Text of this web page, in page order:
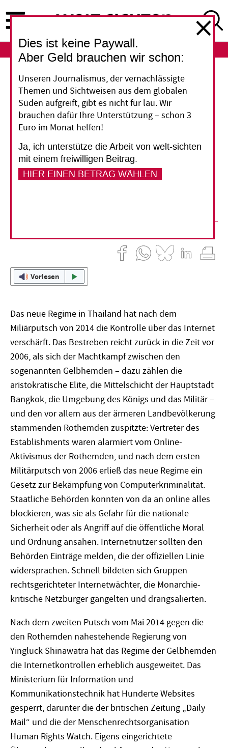
zum
Inhalt
ABO
Zensur in Thailand
Die Aktivisten sind
verstummt
In Thailand zensiert die vom Militär eingesetzte
Regierung das Internet – und die Proteste
dagegen hat sie weitgehend zum Schweigen
Vorlesen
Das neue Regime in Thailand hat nach dem
Miliärputsch von 2014 die Kontrolle über das Internet
verschärft. Das Bestreben reicht zurück in die Zeit vor
2006, als sich der Machtkampf zwischen den
sogenannten Gelbhemden – dazu zählen die
aristokratische Elite, die Mittelschicht der Hauptstadt
Bangkok, die Umgebung des Königs und das Militär –
und den vor allem aus der ärmeren Landbevölkerung
stammenden Rothemden zuspitzte: Vertreter des
Establishments waren alarmiert vom Online-
Aktivismus der Rothemden, und nach dem ersten
Militärputsch von 2006 erließ das neue Regime ein
Gesetz zur Bekämpfung von Computerkriminalität.
Staatliche Behörden konnten von da an online alles
blockieren, was sie als Gefahr für die nationale
Sicherheit oder als Angriff auf die öffentliche Moral
und Ordnung ansahen. Internetnutzer sollten den
Behörden Einträge melden, die der offiziellen Linie
widersprachen. Schnell bildeten sich Gruppen
rechtsgerichteter Internetwächter, die Monarchie-
kritische Netzbürger gängelten und drangsalierten.
Nach dem zweiten Putsch vom Mai 2014 gegen die
den Rothemden nahestehende Regierung von
Yingluck Shinawatra hat das Regime der Gelbhemden
die Internetkontrollen erheblich ausgeweitet. Das
Ministerium für Information und
Kommunikationstechnik hat Hunderte Websites
gesperrt, darunter die der britischen Zeitung „Daily
Mail“ und die der Menschenrechtsorganisation
Human Rights Watch. Eigens eingerichtete
Dies ist keine Paywall.
Aber Geld brauchen wir schon:
Unseren Journalismus, der vernachlässigte
Themen und Sichtweisen aus dem globalen
Süden aufgreift, gibt es nicht für lau. Wir
brauchen dafür Ihre Unterstützung – schon 3
Euro im Monat helfen!
Ja, ich unterstütze die Arbeit von welt-sichten
mit einem freiwilligen Beitrag.
HIER EINEN BETRAG WÄHLEN